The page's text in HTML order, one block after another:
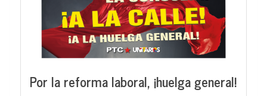
Por la reforma laboral, ¡huelga general!